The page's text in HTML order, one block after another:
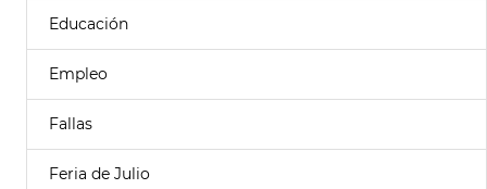
Educación
Empleo
Fallas
Feria de Julio